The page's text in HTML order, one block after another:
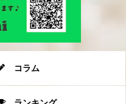
コラム